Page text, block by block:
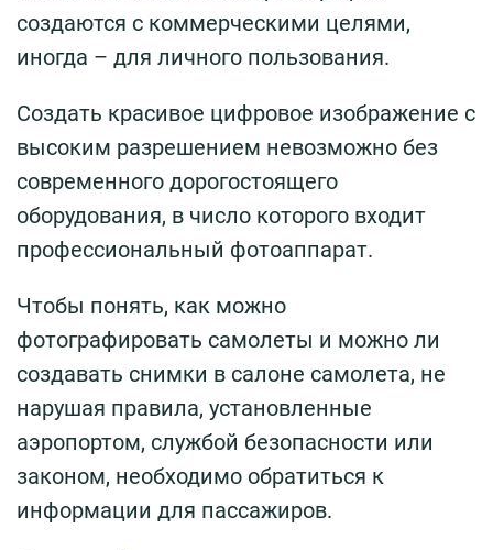
создаются с коммерческими целями,
иногда – для личного пользования.
Создать красивое цифровое изображение с
высоким разрешением невозможно без
современного дорогостоящего
оборудования, в число которого входит
профессиональный фотоаппарат.
Чтобы понять, как можно
фотографировать самолеты и можно ли
создавать снимки в салоне самолета, не
нарушая правила, установленные
аэропортом, службой безопасности или
законом, необходимо обратиться к
информации для пассажиров.